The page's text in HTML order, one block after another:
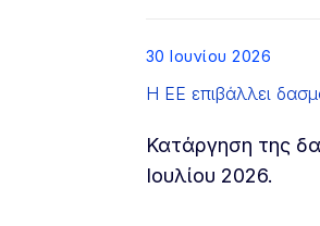
List item
30 Ιουνίου 2026
Η ΕΕ επιβάλλει
Κατάργηση της
Ιουλίου 2026.